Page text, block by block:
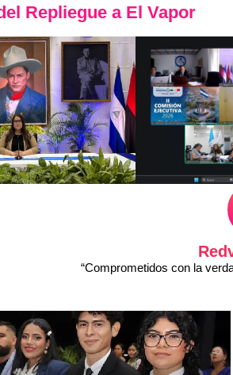
Repliegue a El Vapor
“Comprometidos con la